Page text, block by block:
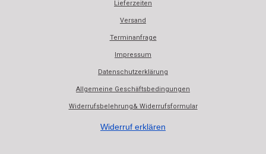
c
e
o
o
a
t
A
p
Lieferzeiten
Versand
Terminanfrage
Impressum
Datenschutzerklärung
Allgemeine Geschäftsbedingungen
Widerrufsbelehrung& Widerrufsformular
Widerruf erklären